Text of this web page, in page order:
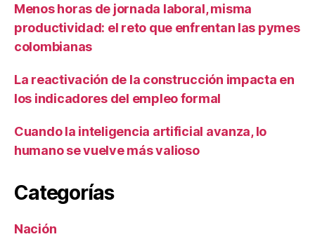
Menos horas de jornada laboral, misma
productividad: el reto que enfrentan las pymes
colombianas
La reactivación de la construcción impacta en
los indicadores del empleo formal
Cuando la inteligencia artificial avanza, lo
humano se vuelve más valioso
Categorías
Nación